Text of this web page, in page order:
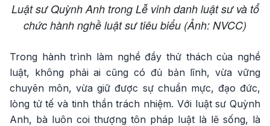
Luật sư Quỳnh Anh trong Lễ vinh danh luật sư và tổ
chức hành nghề luật sư tiêu biểu (Ảnh: NVCC)
Trong hành trình làm nghề đầy thử thách của nghề
luật, không phải ai cũng có đủ bản lĩnh, vừa vững
chuyên môn, vừa giữ được sự chuẩn mực, đạo đức,
lòng tử tế và tinh thần trách nhiệm. Với luật sư Quỳnh
Anh, bà luôn coi thượng tôn pháp luật là lẽ sống, là